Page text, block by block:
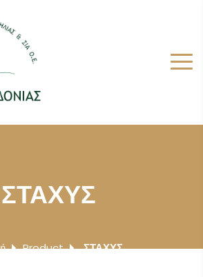
ΣΤΑΧΥΣ
Product ΣΤΑΧΥΣ